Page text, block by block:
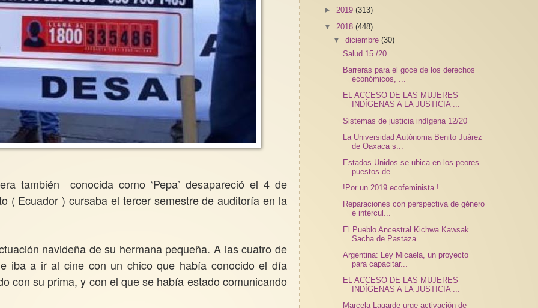
también conocida como ‘Pepa’ desapareció el 4 de
( Ecuador ) cursaba el tercer semestre de auditoría en la
navideña de su hermana pequeña. A las cuatro de
iba a ir al cine con un chico que había conocido el día
con su prima, y con el que se había estado comunicando
► 2019 (313)
▼ 2018 (448)
▼diciembre(30)
Salud 15 /20
Barreras para el goce de los derechos
económicos, ...
EL ACCESO DE LAS MUJERES
INDÍGENAS A LA JUSTICIA ...
Sistemas de justicia indígena 12/20
La Universidad Autónoma Benito Juárez
de Oaxaca s...
Estados Unidos se ubica en los peores
puestos de...
!Por un 2019 ecofeminista !
Reparaciones con perspectiva de género
e intercul...
El Pueblo Ancestral Kichwa Kawsak
Sacha de Pastaza...
Argentina: Ley Micaela, un proyecto
para capacitar...
EL ACCESO DE LAS MUJERES
INDÍGENAS A LA JUSTICIA ...
Marcela Lagarde urge activación de